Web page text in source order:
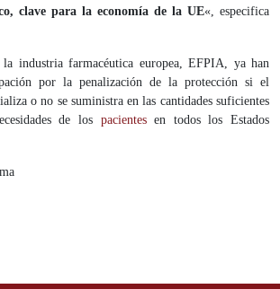
clave para la economía de la UE«, especifica
industria farmacéutica europea, EFPIA, ya han
por la penalización de la protección si el
o no se suministra en las cantidades suficientes
de los pacientesen todos los Estados